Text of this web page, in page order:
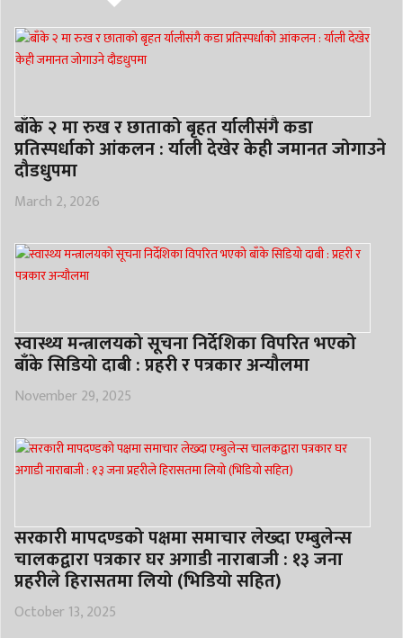
बाँके २ मा रुख र छाताको बृहत र्यालीसंगै कडा
प्रतिस्पर्धाको आंकलन : र्याली देखेर केही जमानत जोगाउने
दौडधुपमा
March 2, 2026
स्वास्थ्य मन्त्रालयको सूचना निर्देशिका विपरित भएको
बाँके सिडियो दाबी : प्रहरी र पत्रकार अन्यौलमा
November 29, 2025
सरकारी मापदण्डको पक्षमा समाचार लेख्दा एम्बुलेन्स
चालकद्वारा पत्रकार घर अगाडी नाराबाजी : १३ जना
प्रहरीले हिरासतमा लियो (भिडियो सहित)
October 13, 2025